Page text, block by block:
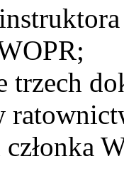
trzech